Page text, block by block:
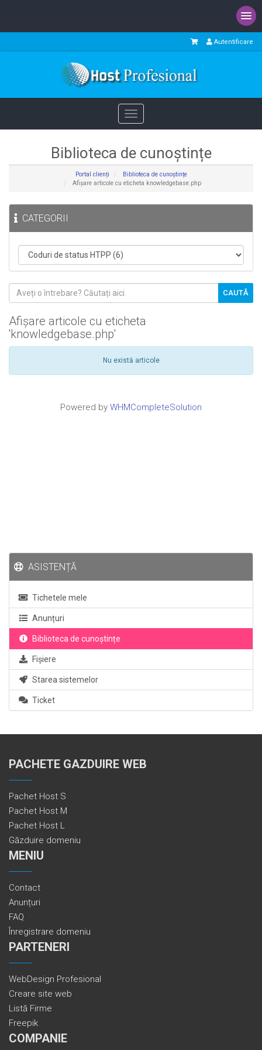
Autentificare
Toggle
navigation
Biblioteca de cunoștințe
Portal clienți
Biblioteca de cunoștințe
Afișare articole cu eticheta knowledgebase.php
CATEGORII
Afișare articole cu eticheta
'knowledgebase.php'
Nu există articole
Powered by WHMCompleteSolution
ASISTENȚĂ
Tichetele mele
Anunțuri
Biblioteca de cunoștințe
Fișiere
Starea sistemelor
Ticket
PACHETE GAZDUIRE WEB
Pachet Host S
Pachet Host M
Pachet Host L
Găzduire domeniu
MENIU
Contact
Anunțuri
FAQ
Înregistrare domeniu
PARTENERI
WebDesign Profesional
Creare site web
Listă Firme
Freepik
COMPANIE